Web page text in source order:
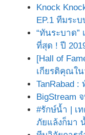
Knock
EP.1 ทีมระ
“ทันระบาด”
ที่สุด ! ปี
[Hall of
เกียรติคุณใ
TanRabad :
BigStream
#รักษ์น้ำ | เ
ภัยแล้งก็มา